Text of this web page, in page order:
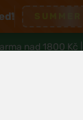
nad 1800 Kč